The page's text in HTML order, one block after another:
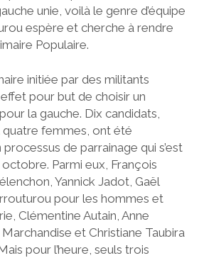
unie, voilà le genre d’équipe
espère et cherche à rendre
Populaire.
initiée par des militants
pour but de choisir un
la gauche. Dix candidats,
femmes, ont été
de parrainage qui s’est
Parmi eux, François
Yannick Jadot, Gaël
pour les hommes et
Clémentine Autain, Anne
et Christiane Taubira
pour l’heure, seuls trois